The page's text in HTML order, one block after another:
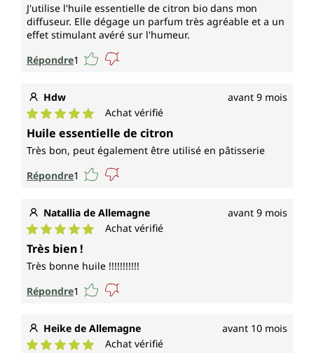
J'utilise l'huile essentielle de citron bio dans mon
diffuseur. Elle dégage un parfum très agréable et a un
effet stimulant avéré sur l'humeur.
Répondre1
Hdw avant 9 mois
Note moyenne de 5 sur 5 étoiles
Achat vérifié
Huile essentielle de citron
Très bon, peut également être utilisé en pâtisserie
Répondre1
Natallia de Allemagne avant 9 mois
Note moyenne de 5 sur 5 étoiles
Achat vérifié
Très bien !
Très bonne huile !!!!!!!!!!!
Répondre1
Heike de Allemagne avant 10 mois
Achat vérifié